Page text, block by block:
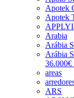
Apotek
Apotek
Arabia
Arábia
Arábia
areas
ARS